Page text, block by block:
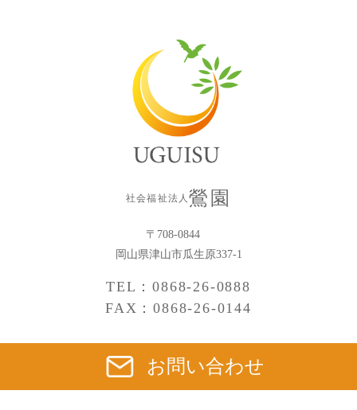
社会福祉法人鶯園
〒708-0844
岡山県津山市瓜生原337-1
TEL：0868-26-0888
FAX：0868-26-0144
お問い合わせ